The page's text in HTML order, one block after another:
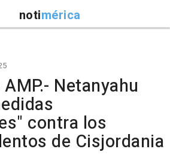
notimérica
Netanyahu
contra los
de Cisjordania